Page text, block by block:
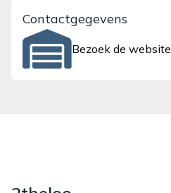
Contactgegevens
Bezoek de website